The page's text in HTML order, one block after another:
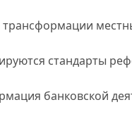
трансформации
стандарты
банковской